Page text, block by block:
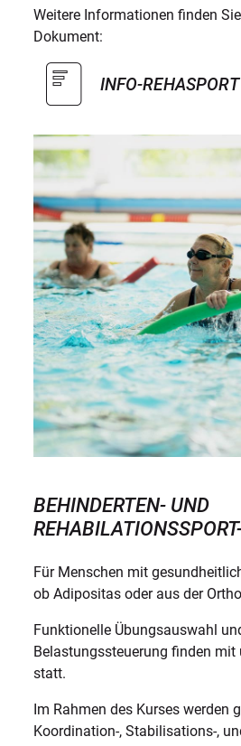
Weitere Informationen finden
Dokument:
INFO-REHASPORT
BEHINDERTEN- UND
Für Menschen mit
ob Adipositas oder aus der
Funktionelle Übungsauswahl
Belastungssteuerung finden
statt.
Im Rahmen des Kurses werden
Koordination-, Stabilisations-,